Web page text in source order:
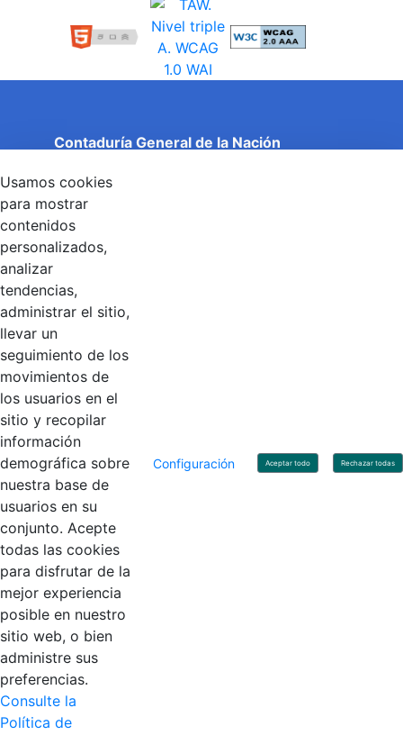
Contaduría General de la Nación
Entidad adscrita al Ministerio de Hacienda y Crédito
Público
Torre 1 (Aire) - Piso 15, Bogotá D.C., Colombia
Código Postal: 111071
Linkedin
Contacto
Línea de servicio al ciudadano: +57(601) 492 64 00
Correo Institucional:
Correo de notificaciones judiciales:
notificacionjudicial@contaduria.gov.co
Correo de Asuntos disciplinarios:
asuntosdisciplinarios@contaduria.gov.co
Línea Anticorrupción: +57(601) 492 64 00 Ext. 4
Política de privacidad y protección de datos personales
Política de derechos de autor
Términos y condiciones de uso
© Copyright 2026 - Todos los derechos reservados
Gobierno de Colombia
Usamos cookies
para mostrar
contenidos
personalizados,
analizar
tendencias,
administrar el sitio,
llevar un
seguimiento de los
movimientos de
los usuarios en el
sitio y recopilar
información
demográfica sobre
nuestra base de
usuarios en su
conjunto. Acepte
todas las cookies
para disfrutar de la
mejor experiencia
posible en nuestro
sitio web, o bien
administre sus
preferencias.
Consulte la
Política de
Configuración Aceptar todo Rechazar todas